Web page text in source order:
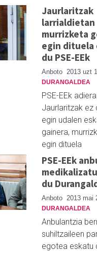
Jaurlaritzak
larrialdietan
murrizketa
egin dituela
du PSE-EEk
Anboto 2013 uzt
DURANGALDEA
PSE-EEk
Jaurlaritzak ez
egin udalen
gainera,
egin dituela
PSE-EEk
du
Anboto 2013 mai
DURANGALDEA
Anbulantzia
suhiltzaileen
egotea eskatu